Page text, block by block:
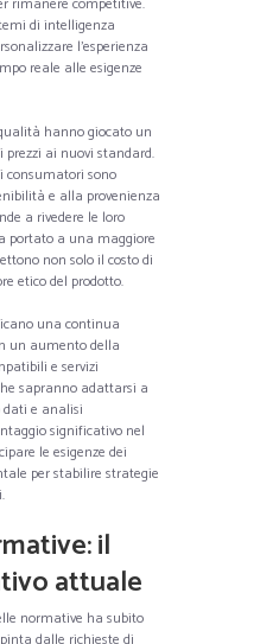
di intelligenza
l’esperienza
reale alle esigenze
hanno giocato un
prezzi ai nuovi standard.
consumatori sono
e alla provenienza
a rivedere le loro
portato a una maggiore
non solo il costo di
etico del prodotto.
una continua
un aumento della
e servizi
sapranno adattarsi a
dati e analisi
significativo nel
le esigenze dei
per stabilire strategie
il
attuale
normative ha subito
dalle richieste di